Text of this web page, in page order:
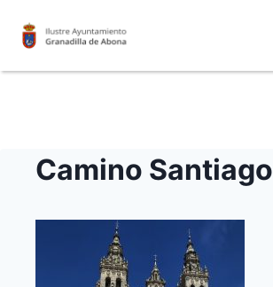
Camino Santiago